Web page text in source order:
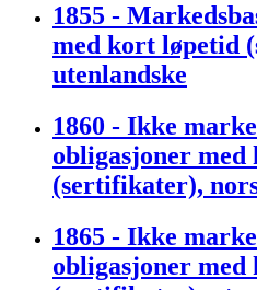
1855 -
med kort løpetid
utenlandske
1860 - Ikke
obligasjoner
(sertifikater),
1865 - Ikke
obligasjoner